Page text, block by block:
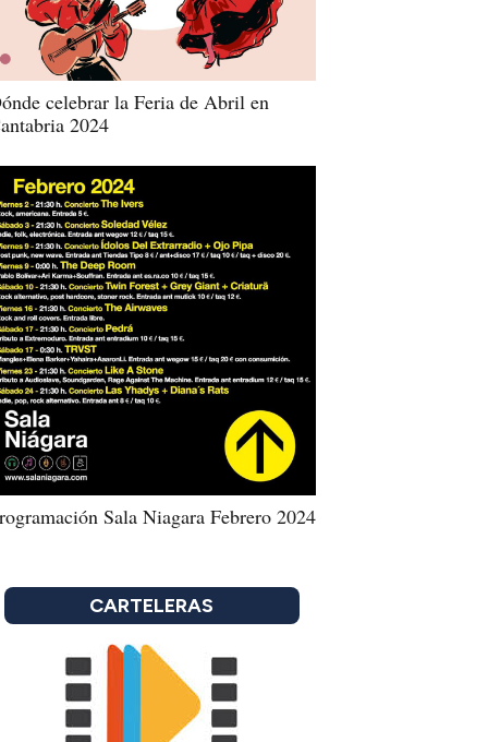
celebrar la Feria de Abril en
2024
Sala Niagara Febrero 2024
CARTELERAS